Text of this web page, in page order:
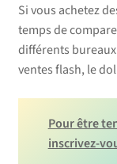
Si vous achetez
temps de
différents bureaux
ventes flash, le
Pour être
inscrivez-